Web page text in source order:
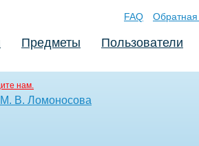
FAQ Обратная
Предметы Пользователи
нам.
В. Ломоносова